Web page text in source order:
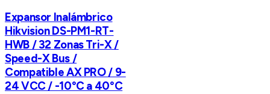
Expansor Inalámbrico
Hikvision DS-PM1-RT-
HWB / 32 Zonas Tri-X /
Speed-X Bus /
Compatible AX PRO / 9-
24 VCC / -10°C a 40°C